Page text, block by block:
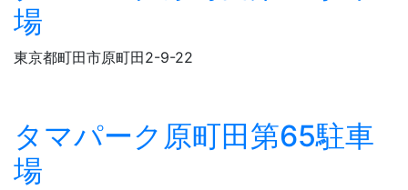
場
東京都町田市原町田2-9-22
タマパーク原町田第65駐車
場